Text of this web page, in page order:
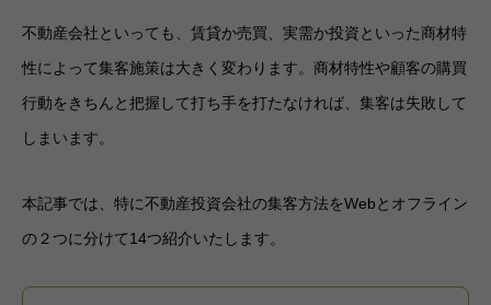
不動産会社といっても、賃貸か売買、実需か投資といった商材特
性によって集客施策は大きく変わります。商材特性や顧客の購買
行動をきちんと把握して打ち手を打たなければ、集客は失敗して
しまいます。
本記事では、特に不動産投資会社の集客方法をWebとオフライン
の２つに分けて14つ紹介いたします。